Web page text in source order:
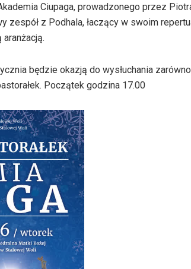
Ciupaga, prowadzonego przez
zespół z Podhala, łaczący w swoim
będzie okazją do wysłuchania
Początek godzina 17.00